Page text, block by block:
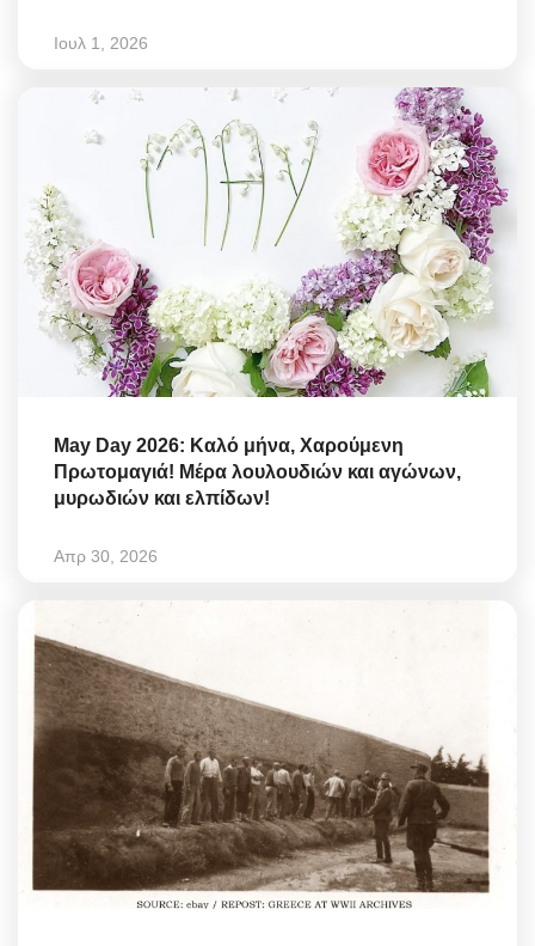
Ιουλ 1, 2026
May Day 2026: Καλό μήνα, Χαρούμενη
Πρωτομαγιά! Μέρα λουλουδιών και αγώνων,
μυρωδιών και ελπίδων!
Απρ 30, 2026